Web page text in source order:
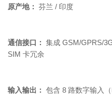
原产地： 芬兰 / 印度
通信接口： 集成 GSM/GPRS/
SIM 卡冗余
输入输出： 包含 8 路数字输入